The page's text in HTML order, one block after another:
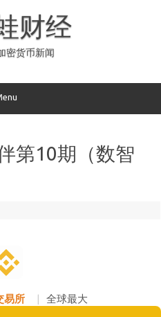
财经
密货币新闻
第10期（数智
易所 | 全球最大